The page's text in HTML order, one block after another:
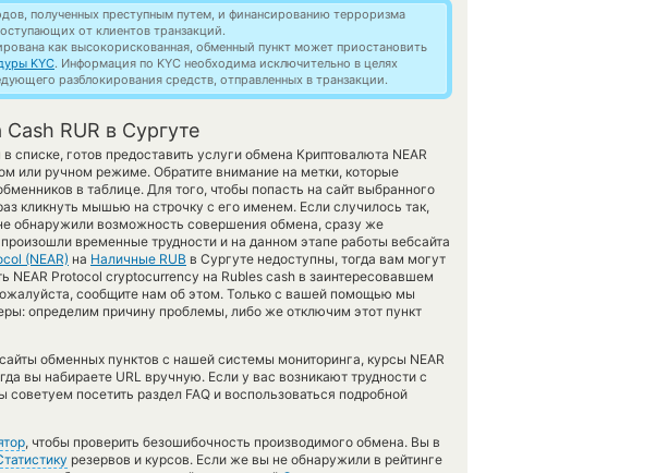
полученных преступным путем, и финансированию терроризма
от клиентов транзакций.
как высокорискованная, обменный пункт может приостановить
KYC. Информация по KYC необходима исключительно в целях
разблокирования средств, отправленных в транзакции.
RUR в Сургуте
списке, готов предоставить услуги обмена Криптовалюта NEAR
или ручном режиме. Обратите внимание на метки, которые
в таблице. Для того, чтобы попасть на сайт выбранного
кликнуть мышью на строчку с его именем. Если случилось так,
обнаружили возможность совершения обмена, сразу же
произошли временные трудности и на данном этапе работы вебсайта
(NEAR) на Наличные RUB в Сургуте недоступны, тогда вам могут
NEAR Protocol cryptocurrency на Rubles cash в заинтересовавшем
сообщите нам об этом. Только с вашей помощью мы
определим причину проблемы, либо же отключим этот пункт
обменных пунктов с нашей системы мониторинга, курсы NEAR
вы набираете URL вручную. Если у вас возникают трудности с
посетить раздел FAQ и воспользоваться подробной
, чтобы проверить безошибочность производимого обмена. Вы в
резервов и курсов. Если же вы не обнаружили в рейтинге